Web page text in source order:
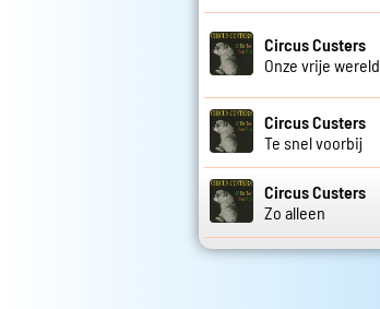
Circus Custers
Onze vrije wereld
Circus Custers
Te snel voorbij
Circus Custers
Zo alleen